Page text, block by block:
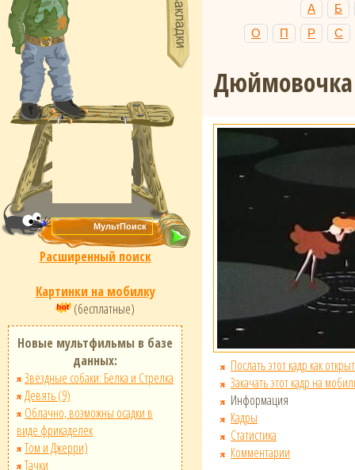
Расширенный поиск
Картинки на мобилку
(бесплатные)
Новые мультфильмы в базе
данных:
Звёздные собаки: Белка и Стрелка
Девять (9)
Облачно, возможны осадки в
виде фрикаделек
Том и Джерри)
Тачки
А
Б
О
П Р С
Дюймовочка
Послать этот кадр как
Закачать этот кадр на
Информация
Кадры
Статистика
Комментарии